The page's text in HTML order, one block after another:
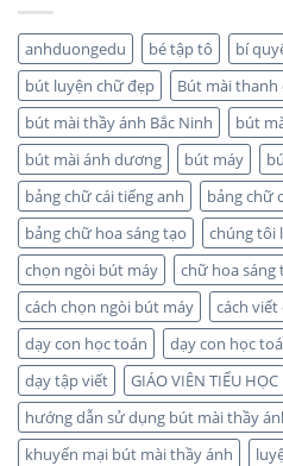
anhduongedu bé tập tô
bí
bút luyện chữ đẹp
Bút mài thanh
bút mài thầy ánh Bắc Ninh
bút
bút mài ánh dương
bút máy
bảng chữ cái tiếng anh
bảng chữ
bảng chữ hoa sáng tạo
chúng tôi
chọn ngòi bút máy
chữ hoa sáng
cách chọn ngòi bút máy
cách
dạy con học toán
dạy con học
dạy tập viết
GIÁO VIÊN TIỂU HỌC
hướng dẫn sử dụng bút mài thầy
khuyến mại bút mài thầy ánh